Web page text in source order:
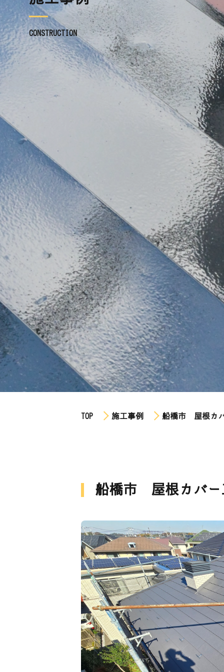
CONSTRUCTION
TOP 施工事例 船橋市 屋根カ
船橋市 屋根カバー